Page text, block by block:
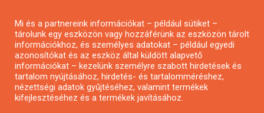
Mi és a partnereink információkat – például sütiket –
tárolunk egy eszközön vagy hozzáférünk az eszközön tárolt
információkhoz, és személyes adatokat – például egyedi
azonosítókat és az eszköz által küldött alapvető
információkat – kezelünk személyre szabott hirdetések és
tartalom nyújtásához, hirdetés- és tartalomméréshez,
nézettségi adatok gyűjtéséhez, valamint termékek
kifejlesztéséhez és a termékek javításához.